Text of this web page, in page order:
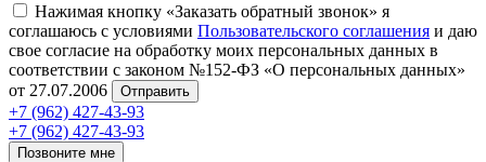
Нажимая кнопку «Заказать обратный звонок» я
соглашаюсь с условиями Пользовательского соглашения и даю
свое согласие на обработку моих персональных данных в
соответствии с законом №152-ФЗ «О персональных данных»
от 27.07.2006
Отправить
+7 (962) 427-43-93
+7 (962) 427-43-93
Позвоните мне